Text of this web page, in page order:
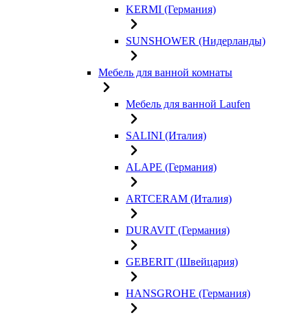
KERMI (Германия)
SUNSHOWER (Нидерланды)
Мебель для ванной комнаты
Мебель для ванной Laufen
SALINI (Италия)
ALAPE (Германия)
ARTCERAM (Италия)
DURAVIT (Германия)
GEBERIT (Швейцария)
HANSGROHE (Германия)